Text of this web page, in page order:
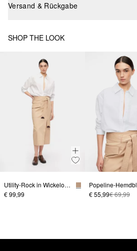
Versand & Rückgabe
SHOP THE LOOK
Utility-Rock in Wickeloptik
€ 99,99
€ 55,99€ 69,99